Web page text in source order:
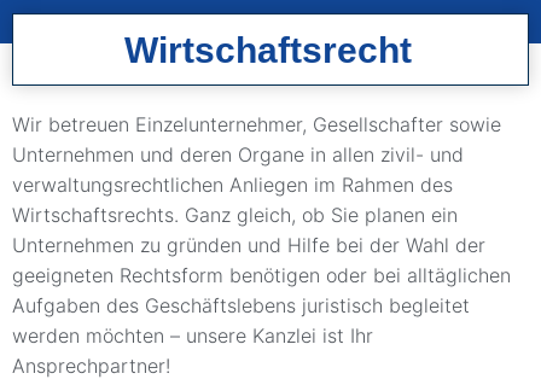
Wirtschaftsrecht
Wir betreuen Einzelunternehmer, Gesellschafter sowie
Unternehmen und deren Organe in allen zivil- und
verwaltungsrechtlichen Anliegen im Rahmen des
Wirtschaftsrechts. Ganz gleich, ob Sie planen ein
Unternehmen zu gründen und Hilfe bei der Wahl der
geeigneten Rechtsform benötigen oder bei alltäglichen
Aufgaben des Geschäftslebens juristisch begleitet
werden möchten – unsere Kanzlei ist Ihr
Ansprechpartner!